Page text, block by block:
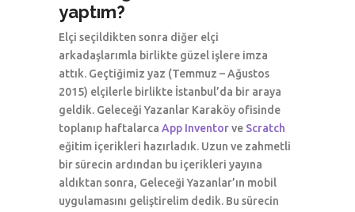
yaptım?
Elçi seçildikten sonra diğer elçi
arkadaşlarımla birlikte güzel işlere imza
attık. Geçtiğimiz yaz (Temmuz – Ağustos
2015) elçilerle birlikte İstanbul’da bir araya
geldik. Geleceği Yazanlar Karaköy ofisinde
toplanıp haftalarca App Inventorve Scratch
eğitim içerikleri hazırladık. Uzun ve zahmetli
bir sürecin ardından bu içerikleri yayına
aldıktan sonra, Geleceği Yazanlar’ın mobil
uygulamasını geliştirelim dedik. Bu sürecin